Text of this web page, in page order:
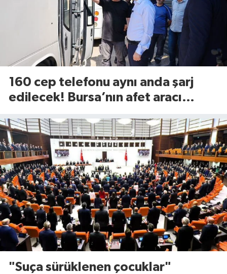
160 cep telefonu aynı anda şarj
edilecek! Bursa’nın afet aracı
"Suça sürüklenen çocuklar"